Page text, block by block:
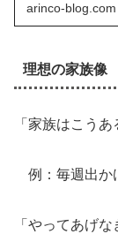
arinco-blog.com
理想の家族像
「家族はこう
例：毎週出か
「やってあげ